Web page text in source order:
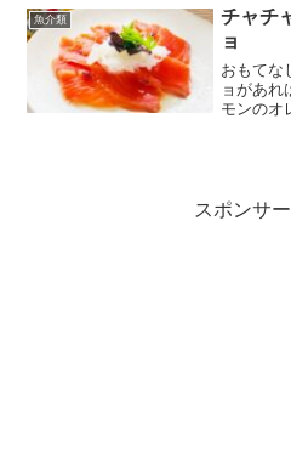
お献立で
レで簡単
魚介類
チャチ
ョ
おもてな
ョがあれ
モンのオ
スポンサ